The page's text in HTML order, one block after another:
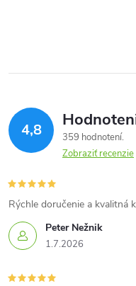
4,8
359 hodnotení
Zobraziť recenzie
Peter Nežnik
1.7.2026
Rýchle doručenie a kvalitná